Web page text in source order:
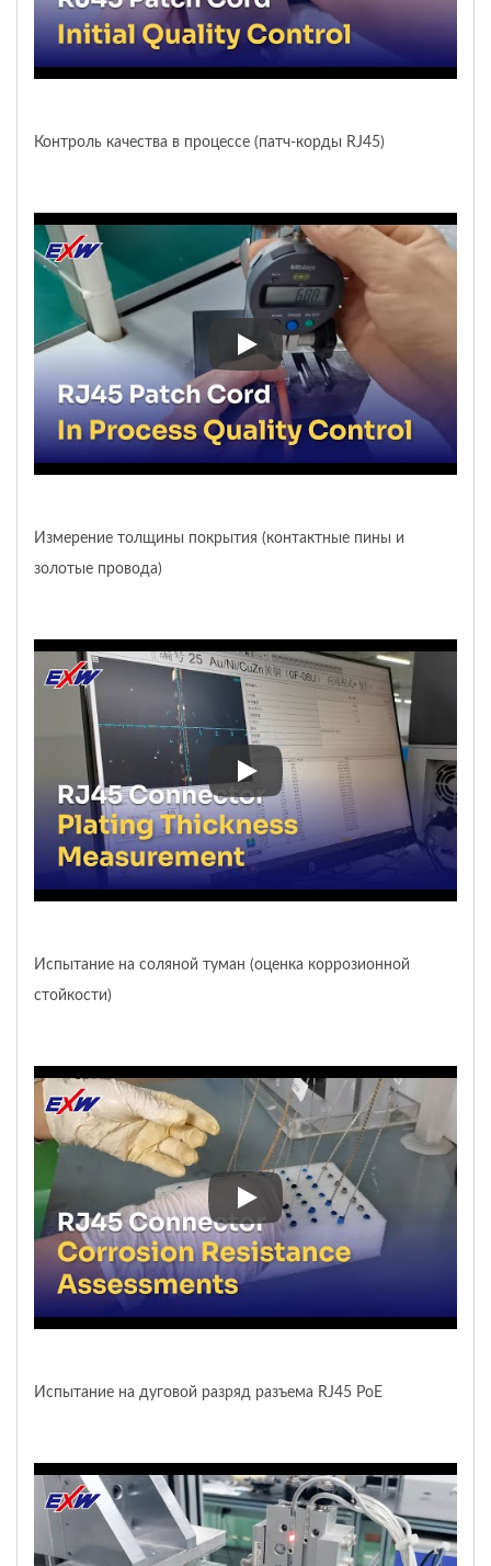
Контроль качества в процессе (патч-корды RJ45)
Контроль качества в
Измерение толщины покрытия (контактные пины и
золотые провода)
Измерение толщины
Испытание на соляной туман (оценка коррозионной
стойкости)
Испытание на соляной туман
Испытание на дуговой разряд разъема RJ45 PoE